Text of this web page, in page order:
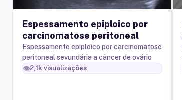
Espessamento epiploico por
carcinomatose peritoneal
Espessamento epiploico por carcinomatose
peritoneal sevundária a câncer de ovário
👁️2,1k visualizações